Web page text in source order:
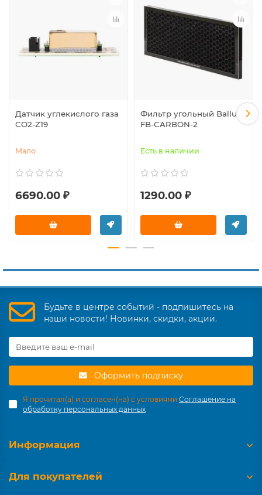
Датчик углекислого газа
CO2-Z19
Мало
6690.00 ₽
Фильтр угольный Ballu
FB-CARBON-2
Есть в наличии
1290.00 ₽
Будьте в центре событий - подпишитесь на
наши новости! Новинки, скидки, акции.
Оформить подписку
Я прочитал(а) и согласен(на) с условиями Соглашение на
обработку персональных данных
Информация
Для покупателей